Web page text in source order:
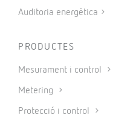
Auditoria energètica
PRODUCTES
Mesurament i control
Metering
Protecció i control